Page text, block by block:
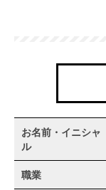
お名前・イニシャ
ル
職業